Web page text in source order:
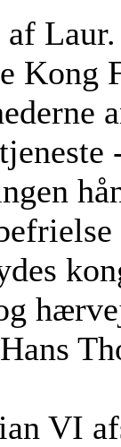
af
Kong
VI